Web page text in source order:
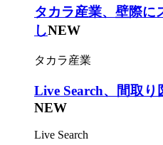
タカラ産業、壁際に
しNEW
タカラ産業
Live Search、間取
NEW
Live Search